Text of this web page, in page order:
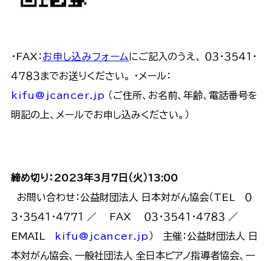
・FAX： お申し込みフォームにご記入のうえ、 ０３・３５４１・
４７８３までお送りください。 ・メール：
kifu@jcancer.jp （ご住所、お名前、年齢、電話番号を
明記の上、メールでお申し込みください。）
締め切り：2023年3月7日（火）13:00
お問い合わせ：公益財団法人 日本対がん協会（TEL ０
３・３５４１・４７７１ ／ FAX ０３・３５４１・４７８３ ／
EMAIL
kifu@jcancer.jp ） 主催：公益財団法人 日
本対がん協会、一般社団法人 全日本ピアノ指導者協会、一